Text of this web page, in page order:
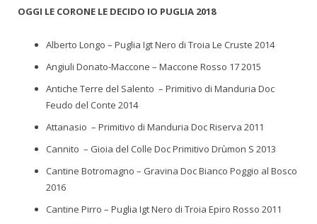
OGGI LE CORONE LE DECIDO IO PUGLIA 2018
Alberto Longo – Puglia Igt Nero di Troia Le Cruste 2014
Angiuli Donato-Maccone – Maccone Rosso 17 2015
Antiche Terre del Salento – Primitivo di Manduria Doc
Feudo del Conte 2014
Attanasio – Primitivo di Manduria Doc Riserva 2011
Cannito – Gioia del Colle Doc Primitivo Drùmon S 2013
Cantine Botromagno – Gravina Doc Bianco Poggio al Bosco
2016
Cantine Pirro – Puglia Igt Nero di Troia Epiro Rosso 2011